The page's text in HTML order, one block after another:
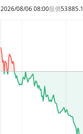
2026/08/06 08:00股價53885.1